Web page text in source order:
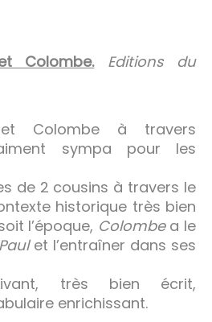
Colombe.
Editions du
Colombe à travers
sympa pour les
de 2 cousins à travers le
historique très bien
l’époque, Colombea le
Paulet l’entraîner dans ses
très bien écrit,
enrichissant.